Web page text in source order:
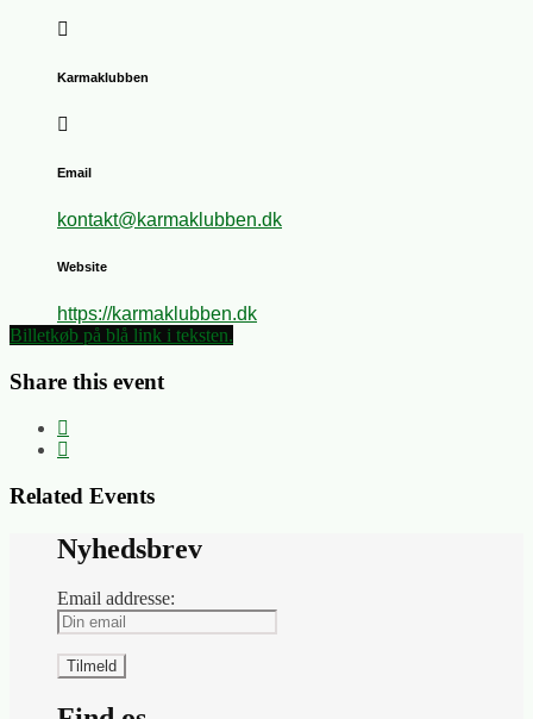
Karmaklubben
Email
kontakt@karmaklubben.dk
Website
https://karmaklubben.dk
Billetkøb på blå link i teksten.
Share this event
Related Events
Nyhedsbrev
Email addresse: